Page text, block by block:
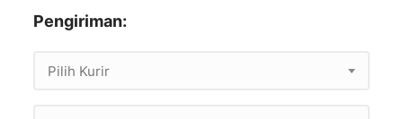
Pengiriman:
Pilih Kurir